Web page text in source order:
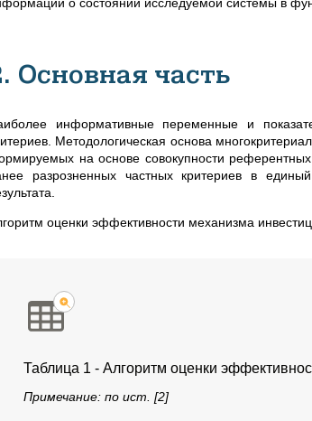
Основная часть
информативные переменные и
Методологическая основа
на основе совокупности
разрозненных частных критериев в
оценки эффективности механизма
Таблица 1 - Алгоритм оценки
Примечание: по ист. [2]